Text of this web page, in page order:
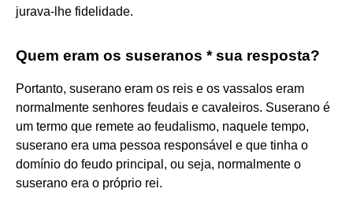
jurava-lhe fidelidade.
Quem eram os suseranos * sua resposta?
Portanto, suserano eram os reis e os vassalos eram
normalmente senhores feudais e cavaleiros. Suserano é
um termo que remete ao feudalismo, naquele tempo,
suserano era uma pessoa responsável e que tinha o
domínio do feudo principal, ou seja, normalmente o
suserano era o próprio rei.